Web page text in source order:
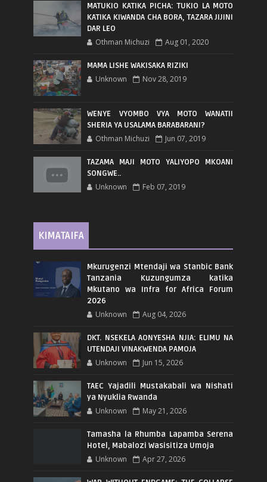
MATUKIO KATIKA PICHA: TUKIO LA MOTO
KATIKA KIWANDA CHA BORA, TAZARA JIJINI
DAR LEO
Othman Michuzi Aug 01, 2020
MAMA LISHE WAKISAKA RIZIKI
Unknown Nov 28, 2019
WENYE VYOMBO VYA MOTO WANATII
SHERIA YA USALAMA BARABARANI?
Othman Michuzi Jun 07, 2019
TAZAMA MAJI MOTO YALIYOPO MKOANI
SONGWE..
Unknown Feb 07, 2019
KIMATAIFA
Mkurugenzi Mtendaji wa Stanbic Bank
Tanzania Kuzungumza katika
Mkutano wa Infra for Africa Forum
2026
Unknown Aug 04, 2026
DKT. NSEKELA AONYESHA NJIA: ELIMU NA
UTENDAJI VINAKWENDA PAMOJA
Unknown Jun 15, 2026
TAEC Yajadili Mustakabali wa Nishati
ya Nyuklia Rwanda
Unknown May 21, 2026
Tamasha la Rhumba Lapamba Serena
Hotel, Mabalozi Wasisitiza Umoja
Unknown Apr 27, 2026